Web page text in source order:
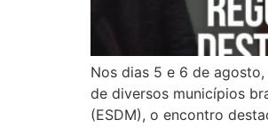
Nos dias 5 e 6 de
de diversos municípios
(ESDM), o encontro